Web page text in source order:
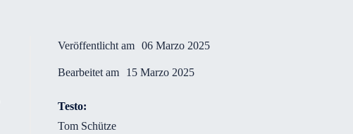
Veröffentlicht am 06 Marzo 2025
Bearbeitet am 15 Marzo 2025
Testo:
Tom Schütze